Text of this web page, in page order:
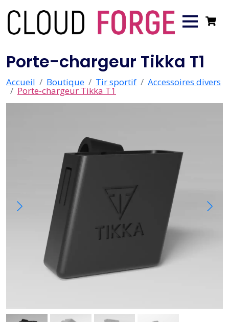
Porte-chargeur Tikka T1
Accueil Boutique Tir sportif Accessoires divers
Porte-chargeur Tikka T1